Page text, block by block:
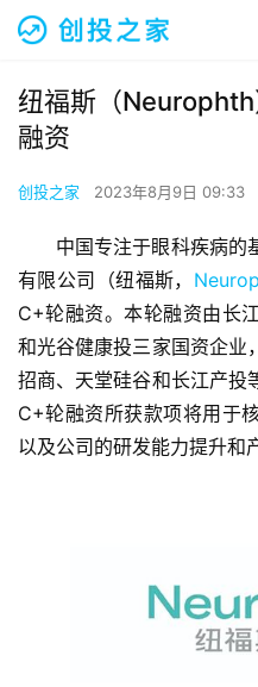
纽福斯（
融资
创投之家 2023年8月9日 09:33
中国专注于眼科疾病的
有限公司（纽福斯，
C+轮融资。本轮融资由长
和光谷健康投三家国资企业
招商、天堂硅谷和长江产投
C+轮融资所获款项将用于
以及公司的研发能力提升和